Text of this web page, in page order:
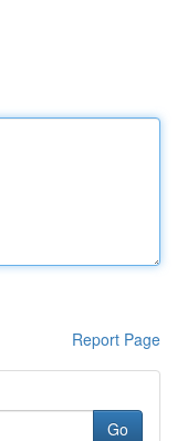
Report Page
Go